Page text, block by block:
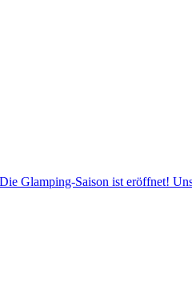
Die Glamping-Saison ist eröffnet!